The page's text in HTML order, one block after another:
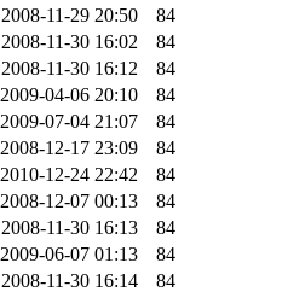
2008-11-29 20:50
84
2008-11-30 16:02
84
2008-11-30 16:12
84
2009-04-06 20:10
84
2009-07-04 21:07
84
2008-12-17 23:09
84
2010-12-24 22:42
84
2008-12-07 00:13
84
2008-11-30 16:13
84
2009-06-07 01:13
84
2008-11-30 16:14
84